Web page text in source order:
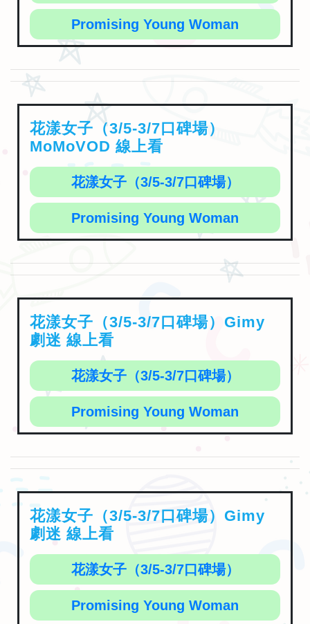
Promising Young Woman
花漾女子（3/5-3/7口碑場）
MoMoVOD 線上看
花漾女子（3/5-3/7口碑場）
Promising Young Woman
花漾女子（3/5-3/7口碑場）Gimy
劇迷 線上看
花漾女子（3/5-3/7口碑場）
Promising Young Woman
花漾女子（3/5-3/7口碑場）Gimy
劇迷 線上看
花漾女子（3/5-3/7口碑場）
Promising Young Woman